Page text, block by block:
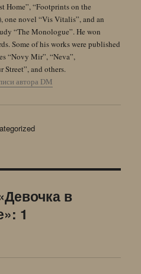
Home”, “Footprints on the
one novel “Vis Vitalis”, and an
“The Monologue”. He won
Some of his works were published
“Novy Mir”, “Neva”,
Street”, and others.
автора DM
в
1